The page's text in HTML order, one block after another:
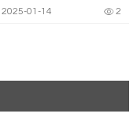
2
2025-01-14